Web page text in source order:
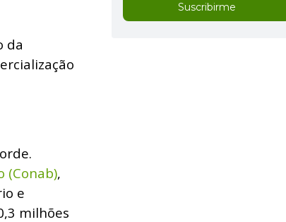
da
(Conab),
e
milhões
Suscribirme